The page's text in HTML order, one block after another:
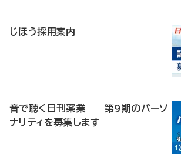
じほう採用案内
音で聴く日刊薬業 第9期のパーソ
ナリティを募集します